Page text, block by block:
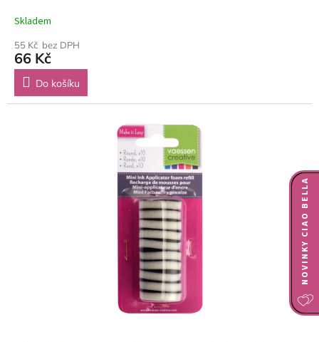
Skladem
55 Kč bez DPH
66 Kč
Do košíku
NOVINKY CIAO BELLA